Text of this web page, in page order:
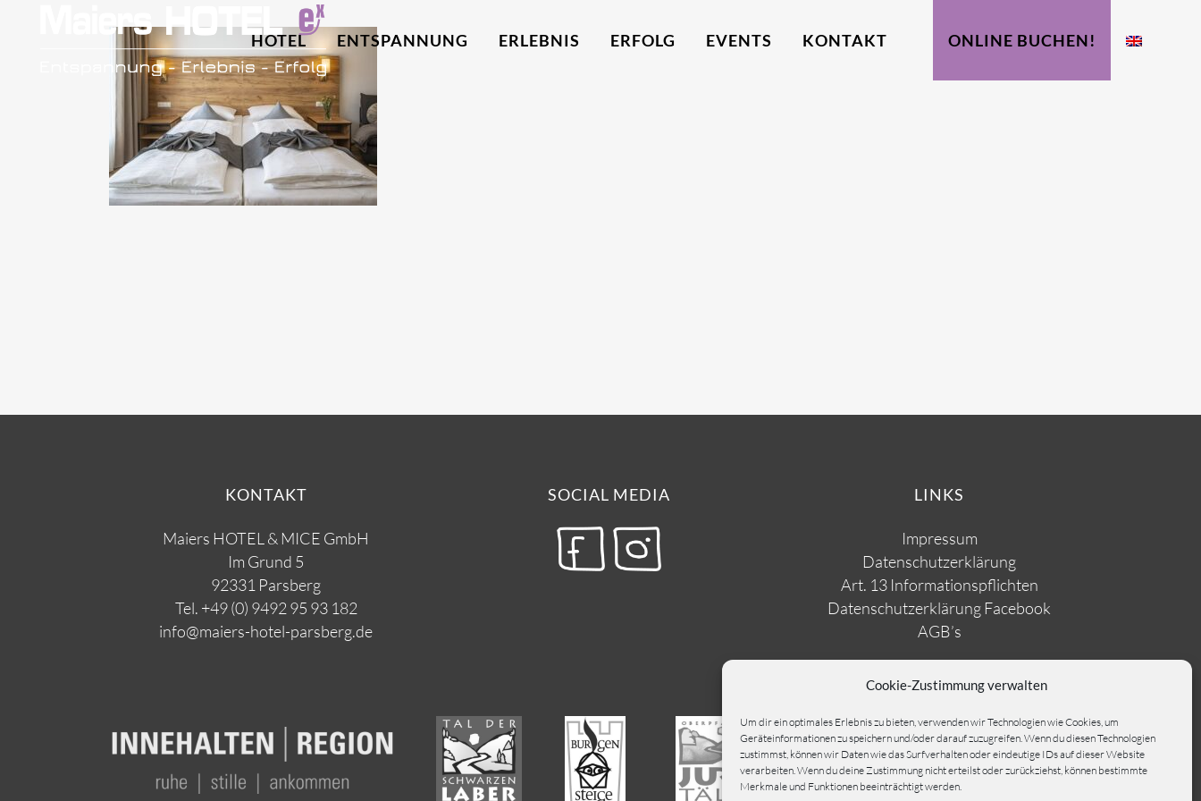
Cookie-Zustimmung verwalten
Um dir ein optimales Erlebnis zu bieten, verwenden wir Technologien wie Cookies, um
Geräteinformationen zu speichern und/oder darauf zuzugreifen. Wenn du diesen Technologien
zustimmst, können wir Daten wie das Surfverhalten oder eindeutige IDs auf dieser Website
verarbeiten. Wenn du deine Zustimmung nicht erteilst oder zurückziehst, können bestimmte
Merkmale und Funktionen beeinträchtigt werden.
HOTEL ENTSPANNUNG ERLEBNIS ERFOLG EVENTS KONTAKT ONLINE BUCHEN!
KONTAKT
Maiers HOTEL & MICE GmbH
Im Grund 5
92331 Parsberg
Tel. +49 (0) 9492 95 93 182
info@maiers-hotel-parsberg.de
SOCIAL MEDIA LINKS
Impressum
Datenschutzerklärung
Art. 13 Informationspflichten
Datenschutzerklärung Facebook
AGB’s